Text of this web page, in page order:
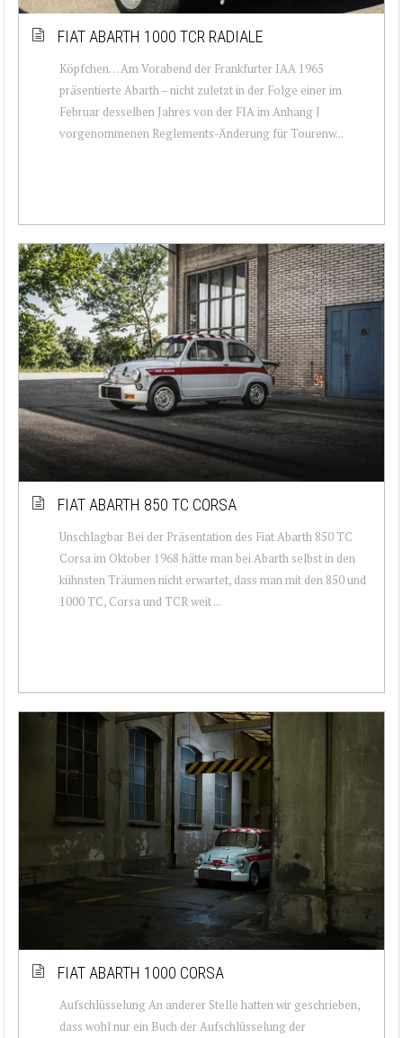
FIAT ABARTH 1000 TCR RADIALE
Köpfchen… Am Vorabend der Frankfurter IAA 1965
präsentierte Abarth – nicht zuletzt in der Folge einer im
Februar desselben Jahres von der FIA im Anhang J
vorgenommenen Reglements-Änderung für Tourenw...
FIAT ABARTH 850 TC CORSA
Unschlagbar Bei der Präsentation des Fiat Abarth 850 TC
Corsa im Oktober 1968 hätte man bei Abarth selbst in den
kühnsten Träumen nicht erwartet, dass man mit den 850 und
1000 TC, Corsa und TCR weit ...
FIAT ABARTH 1000 CORSA
Aufschlüsselung An anderer Stelle hatten wir geschrieben,
dass wohl nur ein Buch der Aufschlüsselung der